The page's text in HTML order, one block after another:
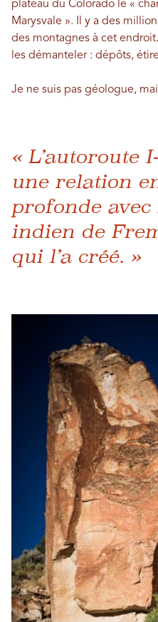
plateau du Colorado le «
Marysvale ». Il y a des
des montagnes à cet
les démanteler : dépôts,
Je ne suis pas géologue,
« L’autoroute
une relation
profonde avec
indien de
qui l’a créé. »